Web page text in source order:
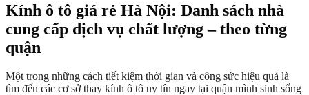
Kính ô tô giá rẻ Hà Nội: Danh sách nhà
cung cấp dịch vụ chất lượng – theo từng
quận
Một trong những cách tiết kiệm thời gian và công sức hiệu quả là
tìm đến các cơ sở thay kính ô tô uy tín ngay tại quận mình sinh sống